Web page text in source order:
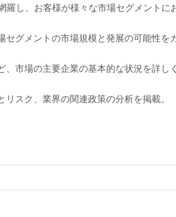
し、お客様が様々な市場セグメントに
グメントの市場規模と発展の可能性を
市場の主要企業の基本的な状況を詳しく
スク、業界の関連政策の分析を掲載。